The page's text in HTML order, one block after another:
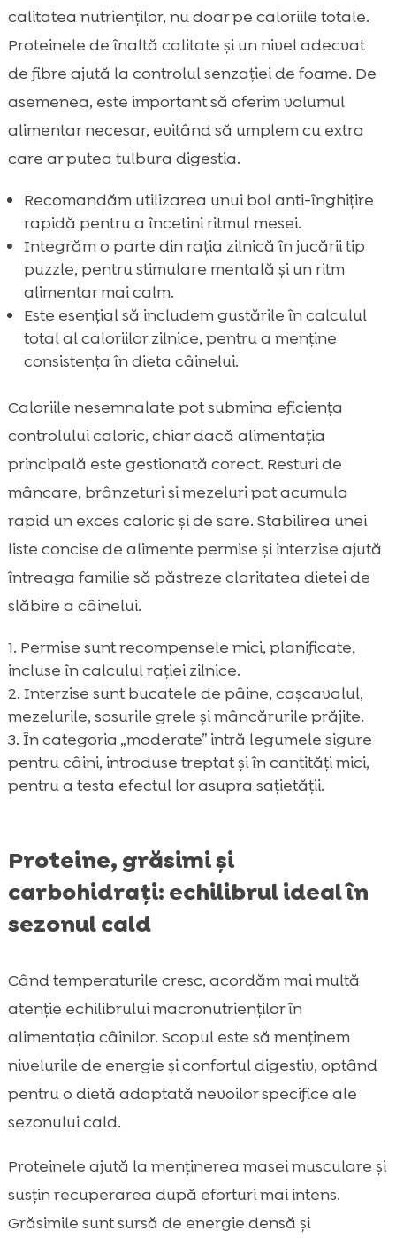
calitatea nutrienților, nu doar pe caloriile totale.
Proteinele de înaltă calitate și un nivel adecvat
de fibre ajută la controlul senzației de foame. De
asemenea, este important să oferim volumul
alimentar necesar, evitând să umplem cu extra
care ar putea tulbura digestia.
Recomandăm utilizarea unui bol anti-înghițire
rapidă pentru a încetini ritmul mesei.
Integrăm o parte din rația zilnică în jucării tip
puzzle, pentru stimulare mentală și un ritm
alimentar mai calm.
Este esențial să includem gustările în calculul
total al caloriilor zilnice, pentru a menține
consistența în dieta câinelui.
Caloriile nesemnalate pot submina eficiența
controlului caloric, chiar dacă alimentația
principală este gestionată corect. Resturi de
mâncare, brânzeturi și mezeluri pot acumula
rapid un exces caloric și de sare. Stabilirea unei
liste concise de alimente permise și interzise ajută
întreaga familie să păstreze claritatea dietei de
slăbire a câinelui.
Permise sunt recompensele mici, planificate,
incluse în calculul rației zilnice.
Interzise sunt bucatele de pâine, cașcavalul,
mezelurile, sosurile grele și mâncărurile prăjite.
În categoria „moderate” intră legumele sigure
pentru câini, introduse treptat și în cantități mici,
pentru a testa efectul lor asupra sațietății.
Proteine, grăsimi și
carbohidrați: echilibrul ideal în
sezonul cald
Când temperaturile cresc, acordăm mai multă
atenție echilibrului macronutrienților în
alimentația câinilor. Scopul este să menținem
nivelurile de energie și confortul digestiv, optând
pentru o dietă adaptată nevoilor specifice ale
sezonului cald.
Proteinele ajută la menținerea masei musculare și
susțin recuperarea după eforturi mai intens.
Grăsimile sunt sursă de energie densă și